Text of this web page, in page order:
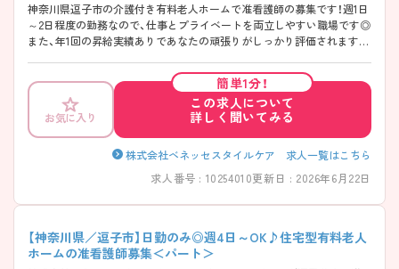
神奈川県逗子市の介護付き有料老人ホームで准看護師の募集です！週1日
～2日程度の勤務なので、仕事とプライベートを両立しやすい職場です◎
また、年1回の昇給実績ありであなたの頑張りがしっかり評価されます♪
お気に入り
簡単1分！
この求人について
詳しく聞いてみる
株式会社ベネッセスタイルケア 求人一覧はこちら
求人番号 : 10254010更新日 : 2026年6月22日
【神奈川県／逗子市】日勤のみ◎週4日～OK♪住宅型有料老人
ホームの准看護師募集＜パート＞